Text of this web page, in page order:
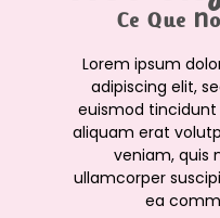
Ce Que
Lorem ipsum
adipiscing elit,
euismod
aliquam erat
veniam, quis
ullamcorper
ea